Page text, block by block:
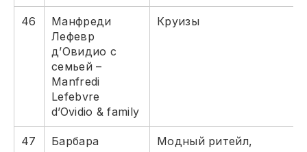
46
Манфреди
Лефевр
д’Овидио с
семьей –
Manfredi
Lefebvre
d’Ovidio & family
Круизы
47
Барбара
Модный ритейл,